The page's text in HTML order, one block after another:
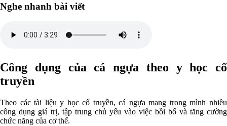
Nghe nhanh bài viết
Công dụng của cá ngựa theo y học cổ
truyền
Theo các tài liệu y học cổ truyền, cá ngựa mang trong mình nhiều
công dụng giá trị, tập trung chủ yếu vào việc bồi bổ và tăng cường
chức năng của cơ thể.